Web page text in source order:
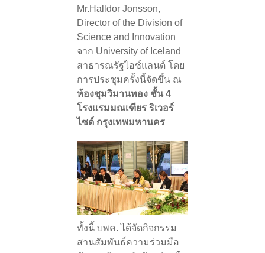
Mr.Halldor Jonsson,
Director of the Division of
Science and Innovation
จาก University of Iceland
สาธารณรัฐไอซ์แลนด์ โดย
การประชุมครั้งนี้จัดขึ้น ณ
ห้องชุมวิมานทอง ชั้น 4
โรงแรมมณเฑียร ริเวอร์
ไซด์ กรุงเทพมหานคร
ทั้งนี้ บพค. ได้จัดกิจกรรม
สานสัมพันธ์ความร่วมมือ